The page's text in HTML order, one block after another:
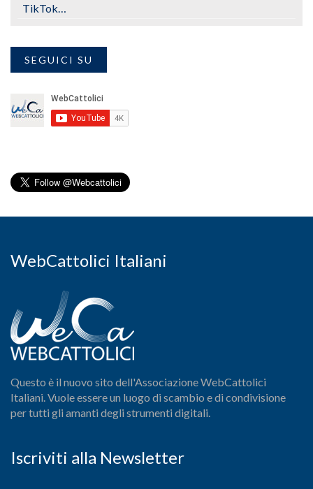
TikTok…
SEGUICI SU
WebCattolici Italiani
Questo è il nuovo sito dell'Associazione WebCattolici
Italiani. Vuole essere un luogo di scambio e di condivisione
per tutti gli amanti degli strumenti digitali.
Iscriviti alla Newsletter